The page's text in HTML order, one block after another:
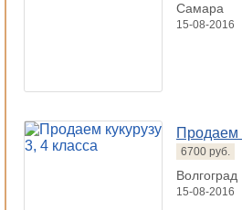
Самара
15-08-2016
Продаем
6700 руб.
Волгоград
15-08-2016